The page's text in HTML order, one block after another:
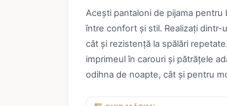
Acești pantaloni de pijama
între confort și stil. Realizați dintr-
cât și rezistență la spălări
imprimeul în carouri și pătrățele
odihna de noapte, cât și pentru